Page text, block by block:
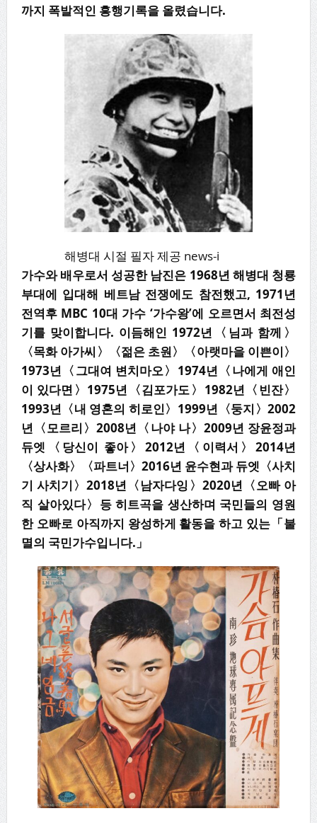
까지 폭발적인 흥행기록을 올렸습니다.
해병대 시절 필자 제공 news-i
가수와 배우로서 성공한 남진은 1968년 해병대 청룡
부대에 입대해 베트남 전쟁에도 참전했고, 1971년
전역후 MBC 10대 가수 ‘가수왕’에 오르면서 최전성
기를 맞이합니다. 이듬해인 1972년〈님과 함께〉
〈목화 아가씨〉〈젊은 초원〉〈아랫마을 이쁜이〉
1973년〈그대여 변치마오〉1974년〈나에게 애인
이 있다면〉1975년〈김포가도〉1982년〈빈잔〉
1993년〈내 영혼의 히로인〉1999년〈둥지〉2002
년〈모르리〉2008년〈나야 나〉2009년 장윤정과
듀엣〈당신이 좋아〉2012년〈이력서〉2014년
〈상사화〉〈파트너〉2016년 윤수현과 듀엣〈사치
기 사치기〉2018년〈남자다잉〉2020년〈오빠 아
직 살아있다〉등 히트곡을 생산하며 국민들의 영원
한 오빠로 아직까지 왕성하게 활동을 하고 있는「불
멸의 국민가수입니다.」